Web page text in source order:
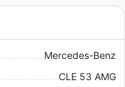
Mercedes-Benz
CLE 53 AMG